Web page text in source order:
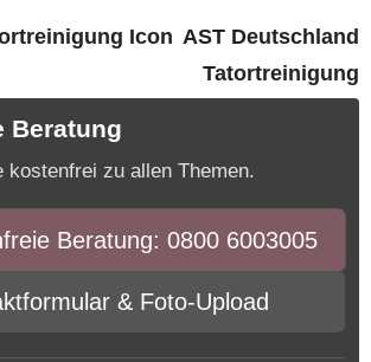
AST Deutschland
Tatortreinigung
Beratung
kostenfrei zu allen Themen.
Beratung: 0800 6003005
& Foto-Upload